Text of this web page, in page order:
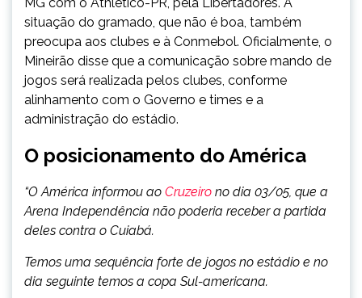
situação do gramado, que não é boa, também
preocupa aos clubes e à Conmebol. Oficialmente, o
Mineirão disse que a comunicação sobre mando de
jogos será realizada pelos clubes, conforme
alinhamento com o Governo e times e a
administração do estádio.
O posicionamento do América
“O América informou ao Cruzeiro no dia 03/05, que a
Arena Independência não poderia receber a partida
deles contra o Cuiabá.
Temos uma sequência forte de jogos no estádio e no
dia seguinte temos a copa Sul-americana.